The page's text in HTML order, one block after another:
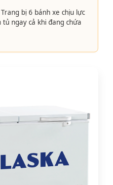
Trang bị 6 bánh xe chịu lực
tủ ngay cả khi đang chứa